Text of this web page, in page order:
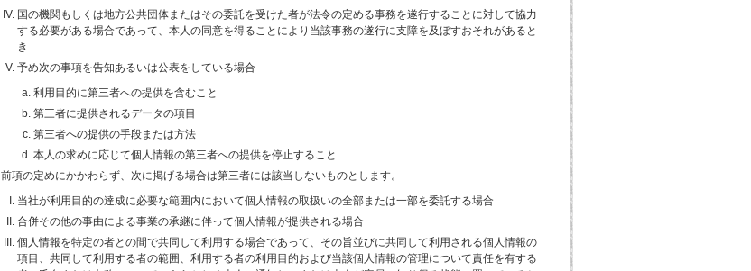
国の機関もしくは地方公共団体またはその委託を受けた者が法令の定める事務を遂行することに対して協力
する必要がある場合であって、本人の同意を得ることにより当該事務の遂行に支障を及ぼすおそれがあると
き
予め次の事項を告知あるいは公表をしている場合
利用目的に第三者への提供を含むこと
第三者に提供されるデータの項目
第三者への提供の手段または方法
本人の求めに応じて個人情報の第三者への提供を停止すること
前項の定めにかかわらず、次に掲げる場合は第三者には該当しないものとします。
当社が利用目的の達成に必要な範囲内において個人情報の取扱いの全部または一部を委託する場合
合併その他の事由による事業の承継に伴って個人情報が提供される場合
個人情報を特定の者との間で共同して利用する場合であって、その旨並びに共同して利用される個人情報の
項目、共同して利用する者の範囲、利用する者の利用目的および当該個人情報の管理について責任を有する